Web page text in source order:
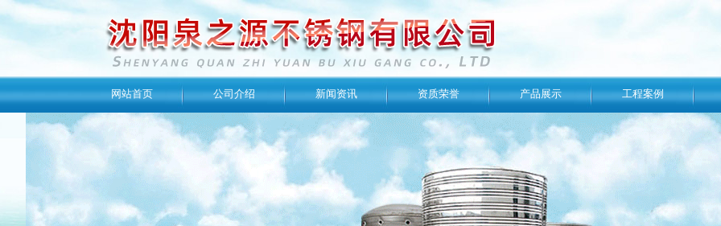
网站首页 公司介绍 新闻资讯 资质荣誉 产品展示 工程案例